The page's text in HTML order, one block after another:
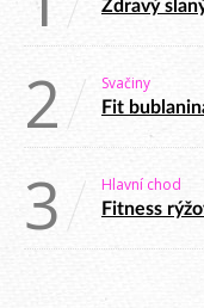
Zdravý
2 Svačiny
Fit
3 Hlavní chod
Fitness